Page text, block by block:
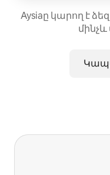
Aysiaը կարող է
մինչև